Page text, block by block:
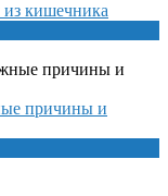
из кишечника
причины и